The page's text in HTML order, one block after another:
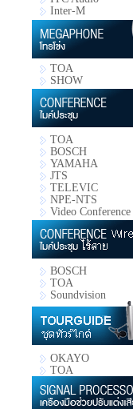
Inter-M
TOA
SHOW
TOA
BOSCH
YAMAHA
JTS
TELEVIC
NPE-NTS
Video Conference
BOSCH
TOA
Soundvision
OKAYO
TOA